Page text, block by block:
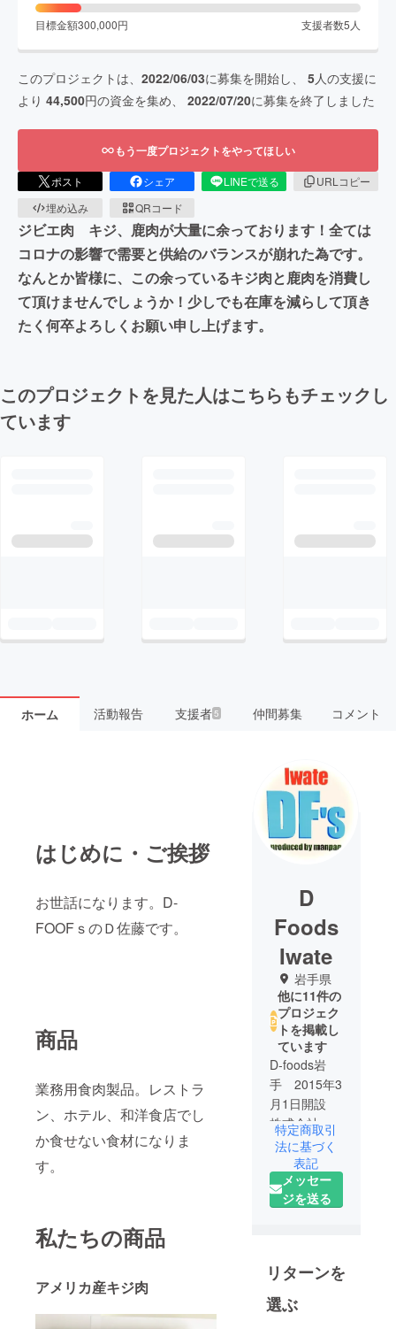
目標金額300,000円 支援者数5 人
このプロジェクトは、 2022/06/03に募集を開始し、 5人の支援に
より 44,500円の資金を集め、 2022/07/20に募集を終了しました
もう一度プロジェクトをやってほしい
ポスト シェア LINEで送る
URLコピー
埋め込み
QRコード
ジビエ肉 キジ、鹿肉が大量に余っております！全ては
コロナの影響で需要と供給のバランスが崩れた為です。
なんとか皆様に、この余っているキジ肉と鹿肉を消費し
て頂けませんでしょうか！少しでも在庫を減らして頂き
たく何卒よろしくお願い申し上げます。
このプロジェクトを見た人はこちらもチェックし
ています
ホーム 活動報告 支援者5 仲間募集 コメント
はじめに・ご挨拶
お世話になります。D-
FOOFｓのＤ佐藤です。
商品
業務用食肉製品。レストラ
ン、ホテル、和洋食店でし
か食せない食材になりま
す。
私たちの商品
アメリカ産キジ肉
D
Foods
Iwate
岩手県
他に11件の
プロジェク
トを掲載し
ています
D-foods岩
手 2015年3
月1日開設
株式会社満
帆東北営業
所／外食事
業部
営業時
休業日:土日
祭日、GW、
お盆、年末
特定商取引
法に基づく
表記
メッセー
ジを送る
リターンを
選ぶ